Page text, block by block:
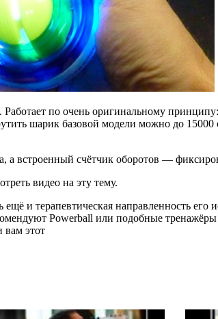
по очень оригинальному
шарик базовой модели можно до 15000
а встроенный счётчик оборотов —
видео на эту тему.
и терапевтическая направленность его
Powerball или подобные
вам этот